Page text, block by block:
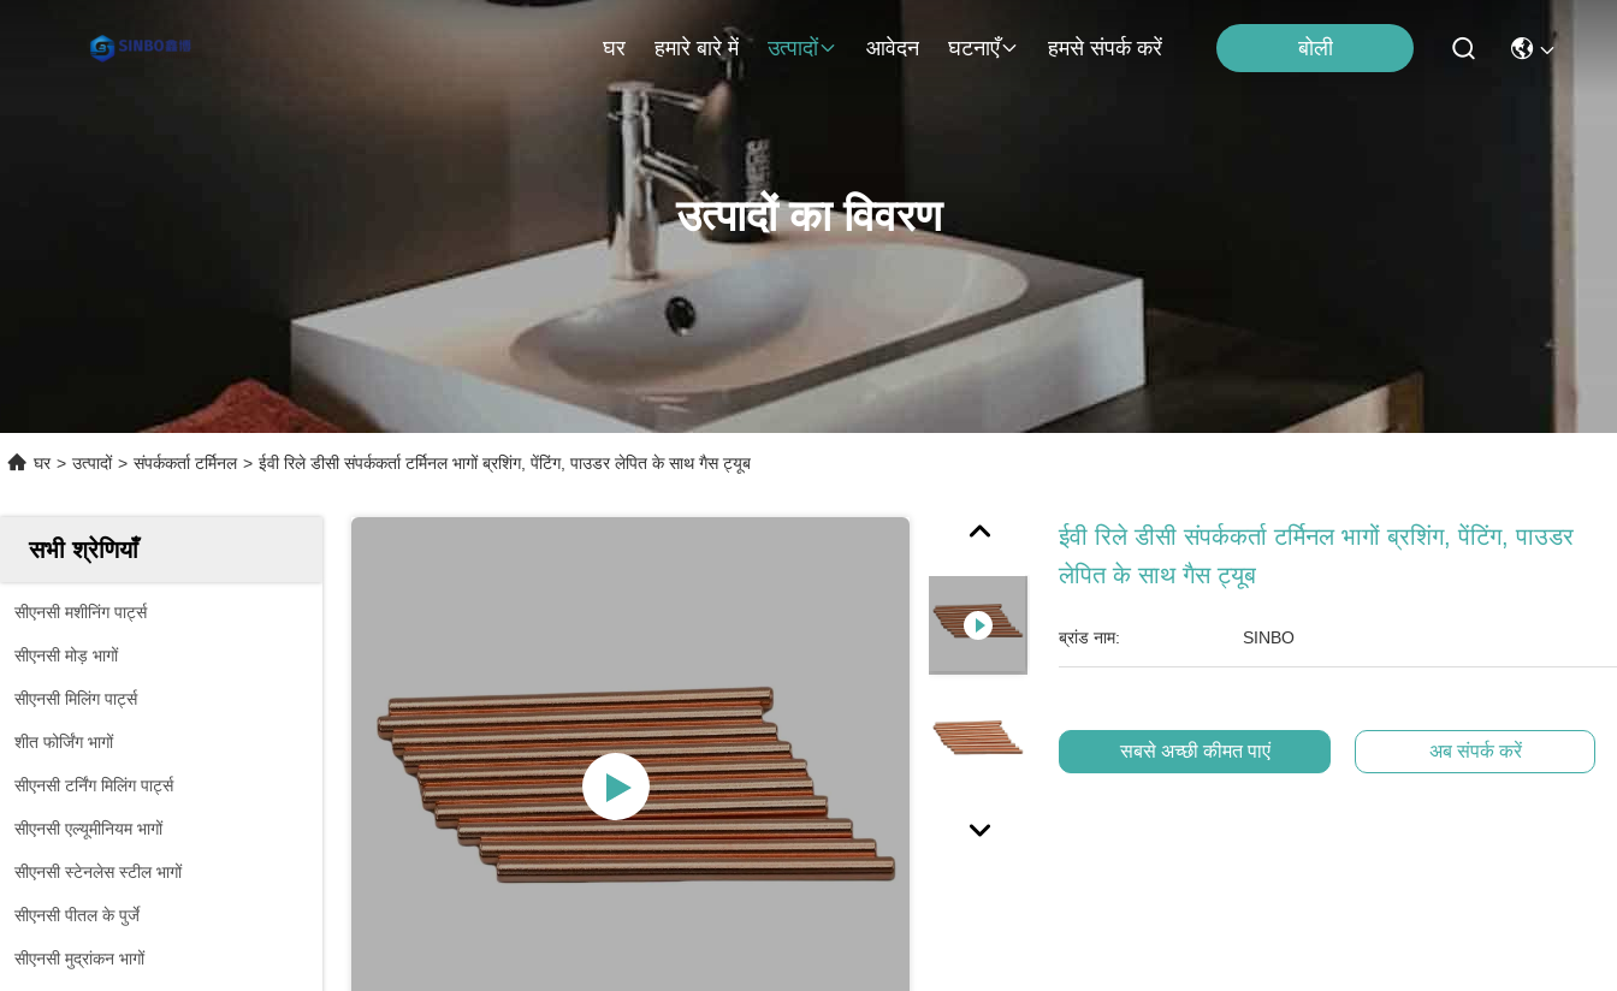
घर हमारे बारे में उत्पादों आवेदन घटनाएँ हमसे संपर्क करें बोली
उत्पादों का विवरण
घर > उत्पादों > संपर्ककर्ता टर्मिनल > ईवी रिले डीसी संपर्ककर्ता टर्मिनल भागों ब्रशिंग, पेंटिंग, पाउडर लेपित के साथ गैस ट्यूब
सभी श्रेणियाँ
सीएनसी मशीनिंग पार्ट्स
सीएनसी मोड़ भागों
सीएनसी मिलिंग पार्ट्स
शीत फोर्जिंग भागों
सीएनसी टर्निंग मिलिंग पार्ट्स
सीएनसी एल्यूमीनियम भागों
सीएनसी स्टेनलेस स्टील भागों
सीएनसी पीतल के पुर्जे
सीएनसी मुद्रांकन भागों
ईवी रिले डीसी संपर्ककर्ता टर्मिनल भागों ब्रशिंग, पेंटिंग, पाउडर
लेपित के साथ गैस ट्यूब
ब्रांड नाम: SINBO
सबसे अच्छी कीमत पाएं अब संपर्क करें